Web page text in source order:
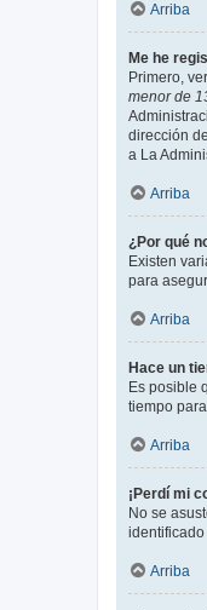
Arriba
Me he
Primero,
menor de
dirección
a La
Arriba
¿Por qué
Existen
para
Arriba
Hace un
Es posible
tiempo
Arriba
¡Perdí mi
No se
Arriba